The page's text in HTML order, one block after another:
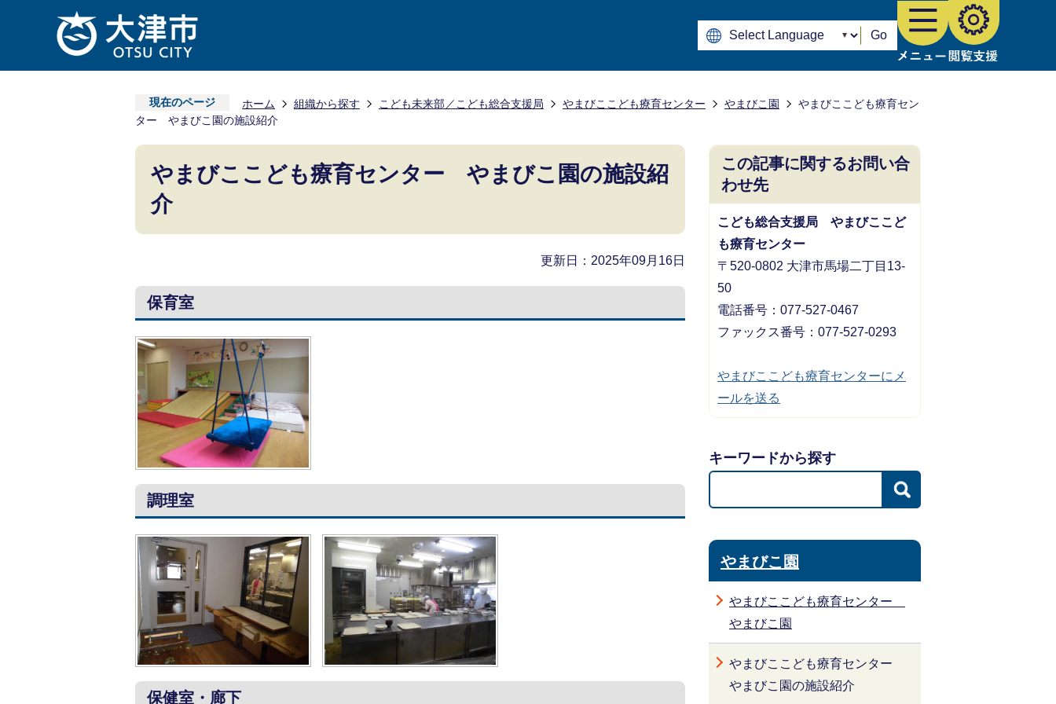
Go
現在のページ ホーム 組織から探す こども未来部／こども総合支援局 やまびここども療育センター やまびこ園
やまびここども療育セン
ター やまびこ園の施設紹介
やまびここども療育センター やまびこ園の施設紹
介
更新日：2025年09月16日
保育室
調理室
保健室・廊下
この記事に関するお問い合
わせ先
こども総合支援局 やまびここど
も療育センター
〒520-0802 大津市馬場二丁目13-
50
電話番号：077-527-0467
ファックス番号：077-527-0293
やまびここども療育センターにメ
ールを送る
キーワードから探す
やまびこ園
やまびここども療育センター
やまびこ園
やまびここども療育センター
やまびこ園の施設紹介